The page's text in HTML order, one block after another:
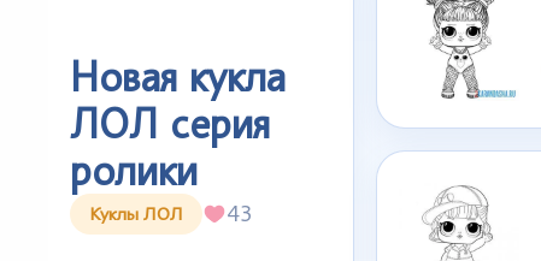
Новая кукла
ЛОЛ серия
ролики
Куклы ЛОЛ 43